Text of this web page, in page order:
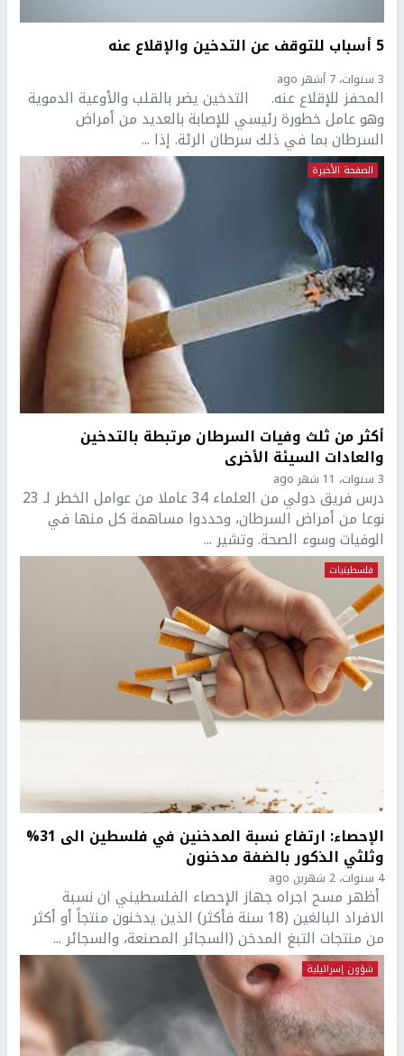
5 أسباب للتوقف عن التدخين والإقلاع عنه
3 سنوات، 7 أشهر ago
المحفز للإقلاع عنه.​ التدخين يضر بالقلب والأوعية الدموية
وهو عامل خطورة رئيسي للإصابة بالعديد من أمراض
السرطان بما في ذلك سرطان الرئة. إذا ...
الصفحة الأخيرة
أكثر من ثلث وفيات السرطان مرتبطة بالتدخين
والعادات السيئة الأخرى
3 سنوات، 11 شهر ago
درس فريق دولي من العلماء 34 عاملا من عوامل الخطر لـ 23
نوعا من أمراض السرطان، وحددوا مساهمة كل منها في
الوفيات وسوء الصحة. وتشير ...
فلسطينيات
الإحصاء: ارتفاع نسبة المدخنين في فلسطين الى 31%
وثلثي الذكور بالضفة مدخنون
4 سنوات، 2 شهرين ago
أظهر مسح اجراه جهاز الإحصاء الفلسطيني ان نسبة
الافراد البالغين (18 سنة فأكثر) الذين يدخنون منتجاً أو أكثر
من منتجات التبغ المدخن (السجائر المصنعة، والسجائر ...
شؤون إسرائيلية